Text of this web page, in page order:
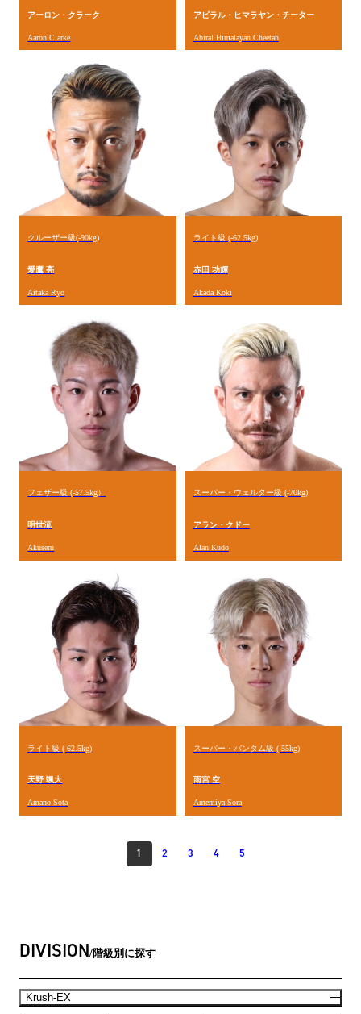
アーロン・クラーク
Aaron Clarke
アビラル・ヒマラヤン・チーター
Abiral Himalayan Cheetah
クルーザー級(-90kg)
愛鷹 亮
Aitaka Ryo
ライト級 (-62.5kg)
赤田 功輝
Akada Koki
フェザー級 (-57.5kg）
明世流
Akuseru
スーパー・ウェルター級 (-70kg)
アラン・クドー
Alan Kudo
ライト級 (-62.5kg)
天野 颯大
Amano Sota
スーパー・バンタム級 (-55kg)
雨宮 空
Amemiya Sora
1 2 3 4 5
DIVISION 階級別に探す
Krush-EX